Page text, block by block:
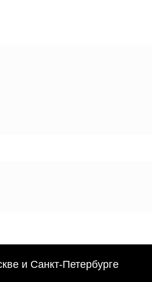
и Санкт-Петербурге